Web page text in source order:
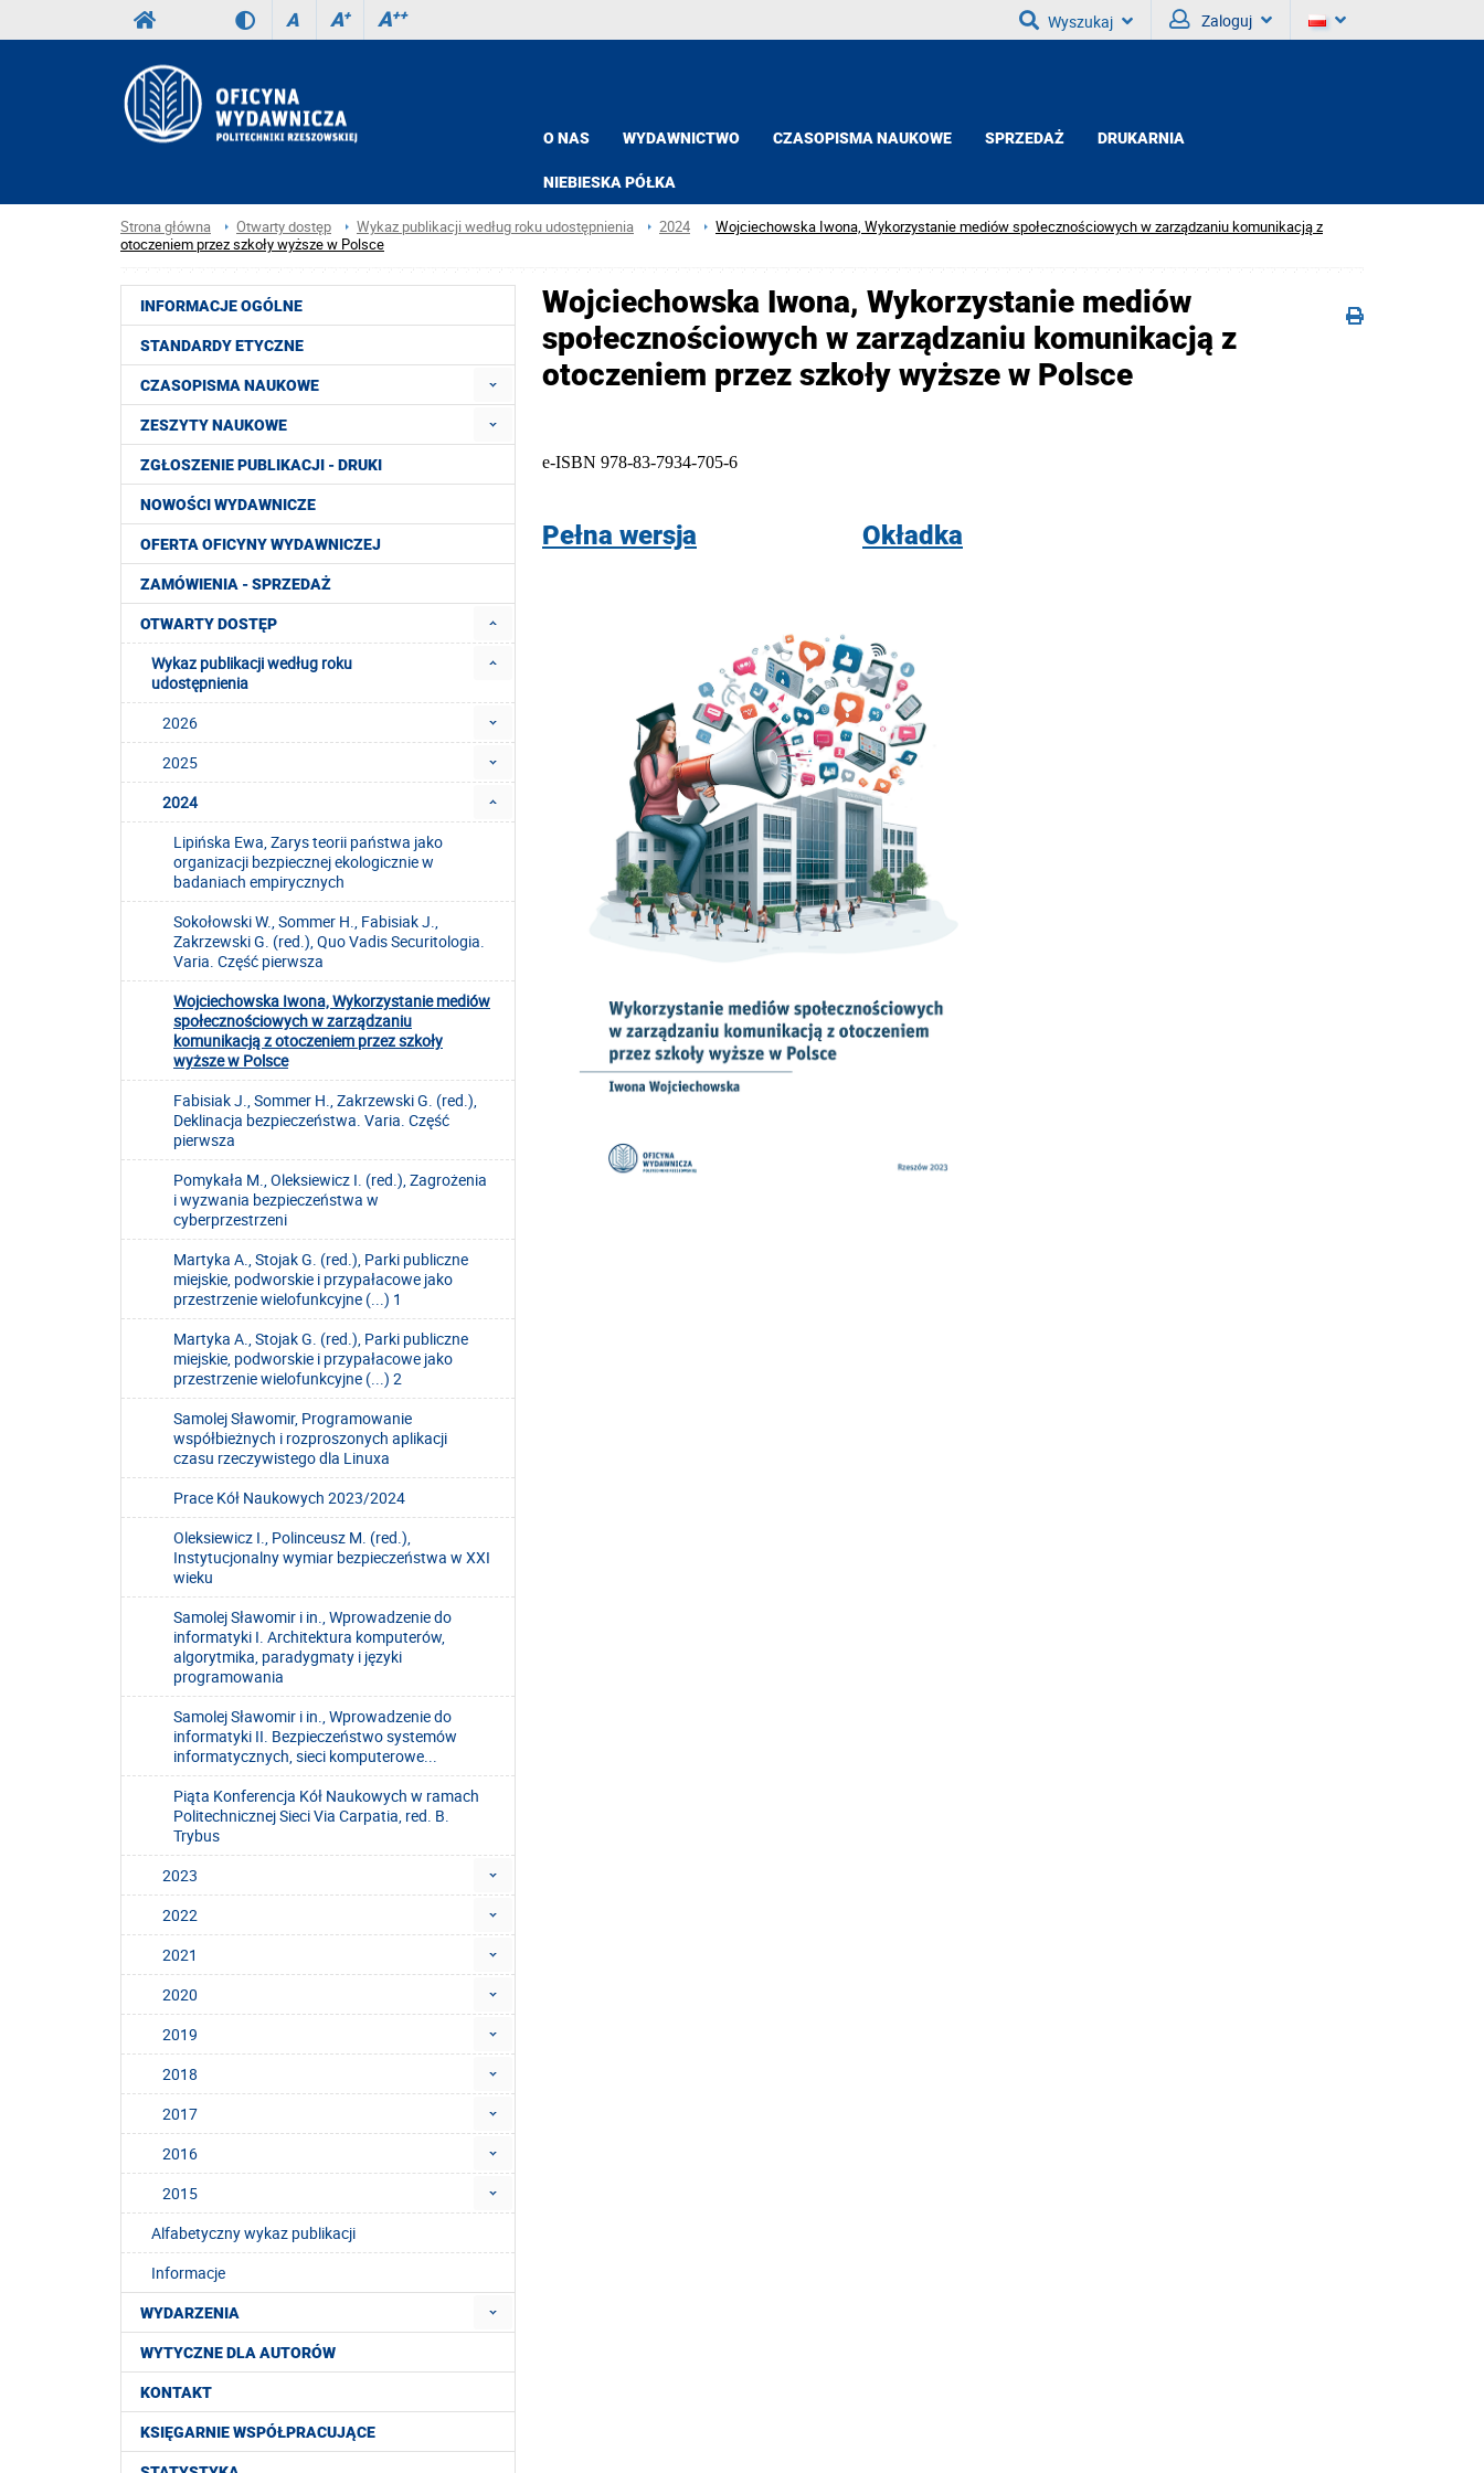
A A+ A++ Wyszukaj Zaloguj
O NAS WYDAWNICTWO CZASOPISMA NAUKOWE SPRZEDAŻ DRUKARNIA
NIEBIESKA PÓŁKA
Strona główna Otwarty dostęp Wykaz publikacji według roku udostępnienia 2024
Wojciechowska Iwona, Wykorzystanie mediów społecznościowych w zarządzaniu komunikacją z
otoczeniem przez szkoły wyższe w Polsce
INFORMACJE OGÓLNE
STANDARDY ETYCZNE
CZASOPISMA NAUKOWE
ZESZYTY NAUKOWE
ZGŁOSZENIE PUBLIKACJI - DRUKI
NOWOŚCI WYDAWNICZE
OFERTA OFICYNY WYDAWNICZEJ
ZAMÓWIENIA - SPRZEDAŻ
OTWARTY DOSTĘP
Wykaz publikacji według roku
udostępnienia
2026
2025
2024
Lipińska Ewa, Zarys teorii państwa jako
organizacji bezpiecznej ekologicznie w
badaniach empirycznych
Sokołowski W., Sommer H., Fabisiak J.,
Zakrzewski G. (red.), Quo Vadis Securitologia.
Varia. Część pierwsza
Wojciechowska Iwona, Wykorzystanie mediów
społecznościowych w zarządzaniu
komunikacją z otoczeniem przez szkoły
wyższe w Polsce
Fabisiak J., Sommer H., Zakrzewski G. (red.),
Deklinacja bezpieczeństwa. Varia. Część
pierwsza
Pomykała M., Oleksiewicz I. (red.), Zagrożenia
i wyzwania bezpieczeństwa w
cyberprzestrzeni
Martyka A., Stojak G. (red.), Parki publiczne
miejskie, podworskie i przypałacowe jako
przestrzenie wielofunkcyjne (...) 1
Martyka A., Stojak G. (red.), Parki publiczne
miejskie, podworskie i przypałacowe jako
przestrzenie wielofunkcyjne (...) 2
Samolej Sławomir, Programowanie
współbieżnych i rozproszonych aplikacji
czasu rzeczywistego dla Linuxa
Prace Kół Naukowych 2023/2024
Oleksiewicz I., Polinceusz M. (red.),
Instytucjonalny wymiar bezpieczeństwa w XXI
wieku
Samolej Sławomir i in., Wprowadzenie do
informatyki I. Architektura komputerów,
algorytmika, paradygmaty i języki
programowania
Samolej Sławomir i in., Wprowadzenie do
informatyki II. Bezpieczeństwo systemów
informatycznych, sieci komputerowe...
Piąta Konferencja Kół Naukowych w ramach
Politechnicznej Sieci Via Carpatia, red. B.
Trybus
2023
2022
2021
2020
2019
2018
2017
2016
2015
Alfabetyczny wykaz publikacji
Informacje
WYDARZENIA
WYTYCZNE DLA AUTORÓW
KONTAKT
KSIĘGARNIE WSPÓŁPRACUJĄCE
Wojciechowska Iwona, Wykorzystanie mediów
społecznościowych w zarządzaniu komunikacją z
otoczeniem przez szkoły wyższe w Polsce
e-ISBN 978-83-7934-705-6
Pełna wersja Okładka